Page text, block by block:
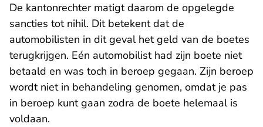
De kantonrechter matigt daarom de opgelegde
sancties tot nihil. Dit betekent dat de
automobilisten in dit geval het geld van de boetes
terugkrijgen. Eén automobilist had zijn boete niet
betaald en was toch in beroep gegaan. Zijn beroep
wordt niet in behandeling genomen, omdat je pas
in beroep kunt gaan zodra de boete helemaal is
voldaan.